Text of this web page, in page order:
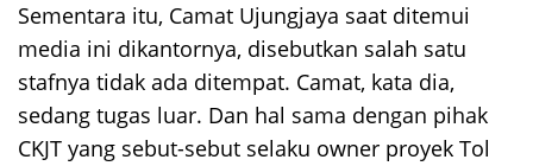
Sementara itu, Camat Ujungjaya saat ditemui
media ini dikantornya, disebutkan salah satu
stafnya tidak ada ditempat. Camat, kata dia,
sedang tugas luar. Dan hal sama dengan pihak
CKJT yang sebut-sebut selaku owner proyek Tol